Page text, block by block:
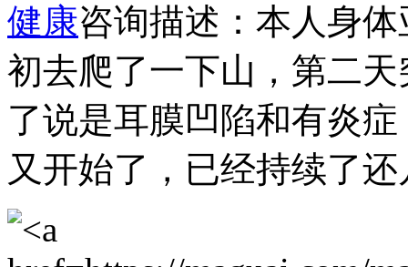
健康咨询描述：本人身体
初去爬了一下山，第二
了说是耳膜凹陷和有炎
又开始了，已经持续了